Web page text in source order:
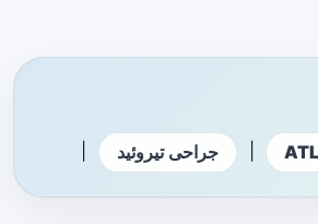
جراحی تیروئید